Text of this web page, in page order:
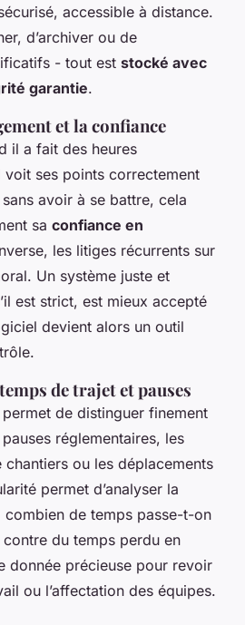
accessible à distance.
d’archiver ou de
- tout est stocké avec
garantie.
et la confiance
il a fait des heures
voit ses points correctement
avoir à se battre, cela
sa confiance en
les litiges récurrents sur
Un système juste et
est strict, est mieux accepté
devient alors un outil
de trajet et pauses
de distinguer finement
réglementaires, les
ou les déplacements
permet d’analyser la
combien de temps passe-t-on
du temps perdu en
donnée précieuse pour revoir
ou l’affectation des équipes.